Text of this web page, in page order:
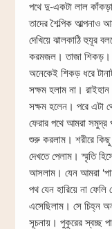
পথে দু-একটা লাল
তাদের শৈল্পিক আল্পনাও
দেখিয়ে ঝালকাঠি হুযূর
করমজল। তাজা শিকড়।
অনেকেই শিকড় ধরে
সক্ষম হলাম না।
সক্ষম হলেন। পরে এটা
ফেরার পথে আমরা সমুদ্র
শুরু করলাম। শরীরে
দেখতে পেলাম। স্মৃতি
আসলাম। যেন আমরা
পথ যেন হারিয়ে না
এসেছিলাম। সে চিহ্ন
সূচনায়। পুকুরের স্বচ্ছ